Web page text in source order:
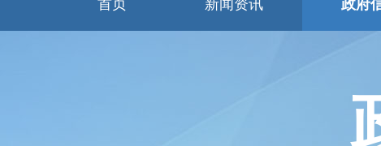
首页 新闻资讯 政府